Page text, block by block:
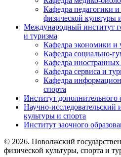
Кафедра педагогики
физической культуры
Международный институт
и туризма
Кафедра экономики и
Кафедра социально-
Кафедра иностранных
Кафедра сервиса и
Кафедра
спорта
Институт дополнительного
Научно-исследовательский
культуры и спорта
Институт заочного
© 2026. Поволжский
физической культуры, спорта и